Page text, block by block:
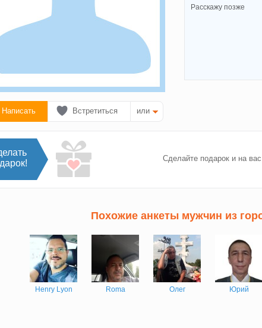
Написать Встретиться или
Расскажу позже
Сделайте подарок и на
Похожие анкеты мужчин из
Henry Lyon Roma Олег Юрий